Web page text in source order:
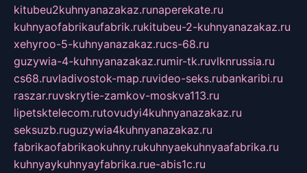
kitubeu2kuhnyanazakaz.runaperekate.ru
kuhnyaofabrikaufabrik.rukitubeu-2-kuhnyanazakaz.ru
xehyroo-5-kuhnyanazakaz.rucs-68.ru
guzywia-4-kuhnyanazakaz.rumir-tk.ruvlknrussia.ru
cs68.ruvladivostok-map.ruvideo-seks.rubankaribi.ru
raszar.ruvskrytie-zamkov-moskva113.ru
lipetsktelecom.rutovudyi4kuhnyanazakaz.ru
seksuzb.ruguzywia4kuhnyanazakaz.ru
fabrikaofabrikaokuhny.rukuhnyaekuhnyaafabrika.ru
kuhnyaykuhnyayfabrika.rue-abis1c.ru